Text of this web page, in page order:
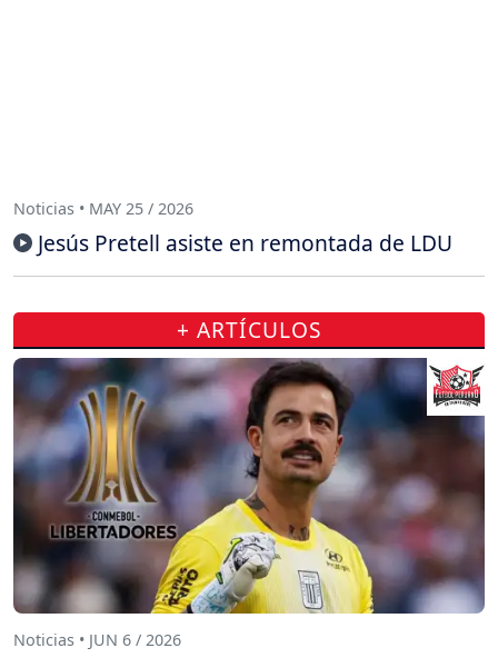
Noticias • MAY 25 / 2026
Jesús Pretell asiste en remontada de LDU
+ ARTÍCULOS
Noticias • JUN 6 / 2026